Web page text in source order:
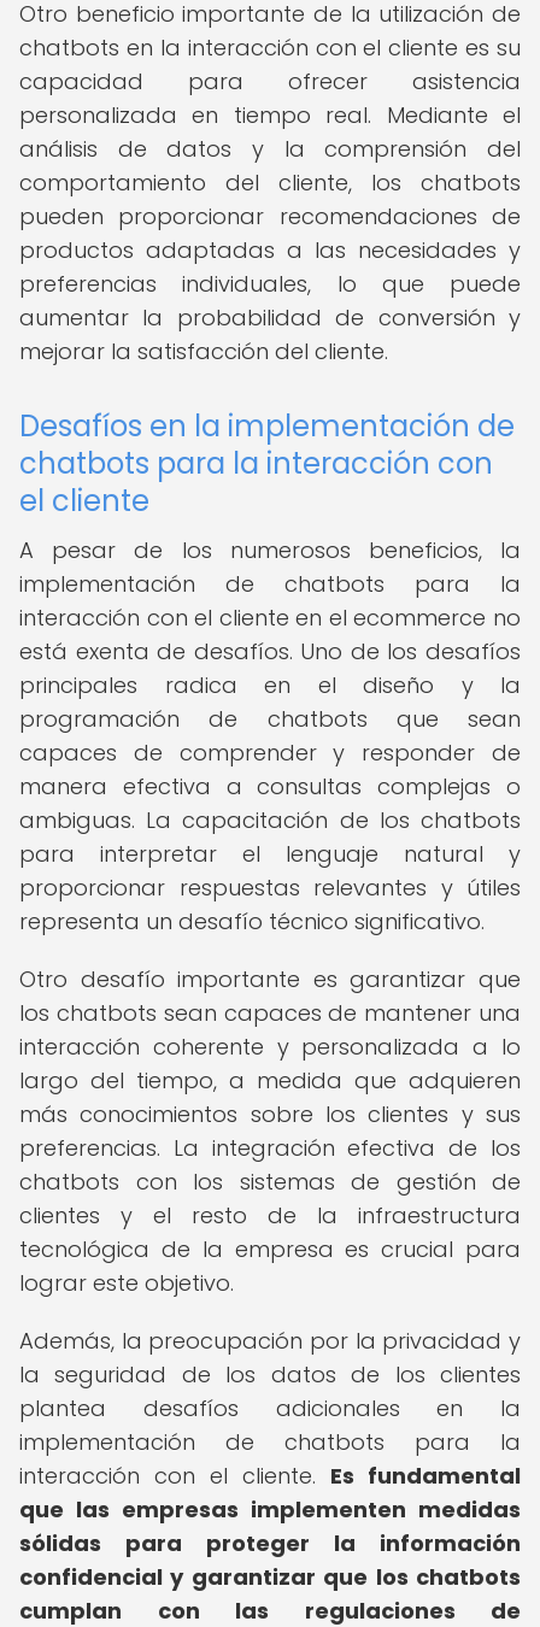
Otro beneficio importante de la utilización de
chatbots en la interacción con el cliente es su
capacidad para ofrecer asistencia
personalizada en tiempo real. Mediante el
análisis de datos y la comprensión del
comportamiento del cliente, los chatbots
pueden proporcionar recomendaciones de
productos adaptadas a las necesidades y
preferencias individuales, lo que puede
aumentar la probabilidad de conversión y
mejorar la satisfacción del cliente.
Desafíos en la implementación de
chatbots para la interacción con
el cliente
A pesar de los numerosos beneficios, la
implementación de chatbots para la
interacción con el cliente en el ecommerce no
está exenta de desafíos. Uno de los desafíos
principales radica en el diseño y la
programación de chatbots que sean
capaces de comprender y responder de
manera efectiva a consultas complejas o
ambiguas. La capacitación de los chatbots
para interpretar el lenguaje natural y
proporcionar respuestas relevantes y útiles
representa un desafío técnico significativo.
Otro desafío importante es garantizar que
los chatbots sean capaces de mantener una
interacción coherente y personalizada a lo
largo del tiempo, a medida que adquieren
más conocimientos sobre los clientes y sus
preferencias. La integración efectiva de los
chatbots con los sistemas de gestión de
clientes y el resto de la infraestructura
tecnológica de la empresa es crucial para
lograr este objetivo.
Además, la preocupación por la privacidad y
la seguridad de los datos de los clientes
plantea desafíos adicionales en la
implementación de chatbots para la
interacción con el cliente. Es fundamental
que las empresas implementen medidas
sólidas para proteger la información
confidencial y garantizar que los chatbots
cumplan con las regulaciones de